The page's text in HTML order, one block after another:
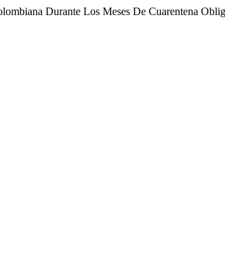
Durante Los Meses De Cuarentena